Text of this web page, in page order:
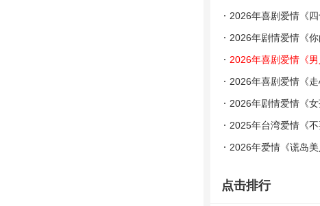
电影下载
2026年喜剧爱情《
下载
2026年剧情爱情《
影下载
2026年喜剧爱情《
电影下载
2026年喜剧爱情《
2026年剧情爱情《
下载
2025年台湾爱情《
下载
2026年爱情《谎岛
点击排行